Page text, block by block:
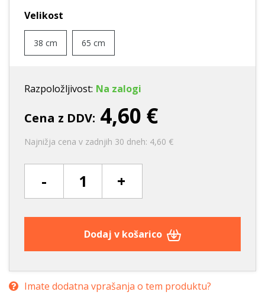
Velikost
38 cm 65 cm
Razpoložljivost: Na zalogi
Cena z DDV: 4,60 €
Najnižja cena v zadnjih 30 dneh: 4,60 €
- +
Dodaj v košarico
Imate dodatna vprašanja o tem produktu?